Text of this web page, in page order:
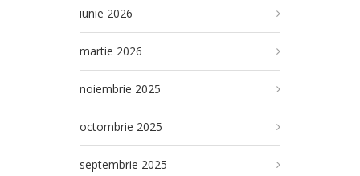
iunie 2026
martie 2026
noiembrie 2025
octombrie 2025
septembrie 2025